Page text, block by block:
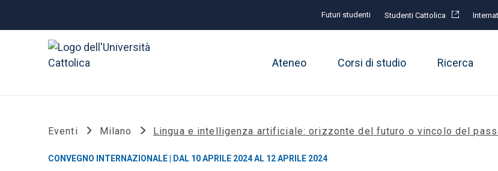
Futuri studenti Studenti Cattolica
Ateneo Corsi di studio Ricerca
Eventi Milano Lingua e intelligenza artificiale: orizzonte del futuro o vincolo del
CONVEGNO INTERNAZIONALE | DAL 10 APRILE 2024 AL 12 APRILE 2024